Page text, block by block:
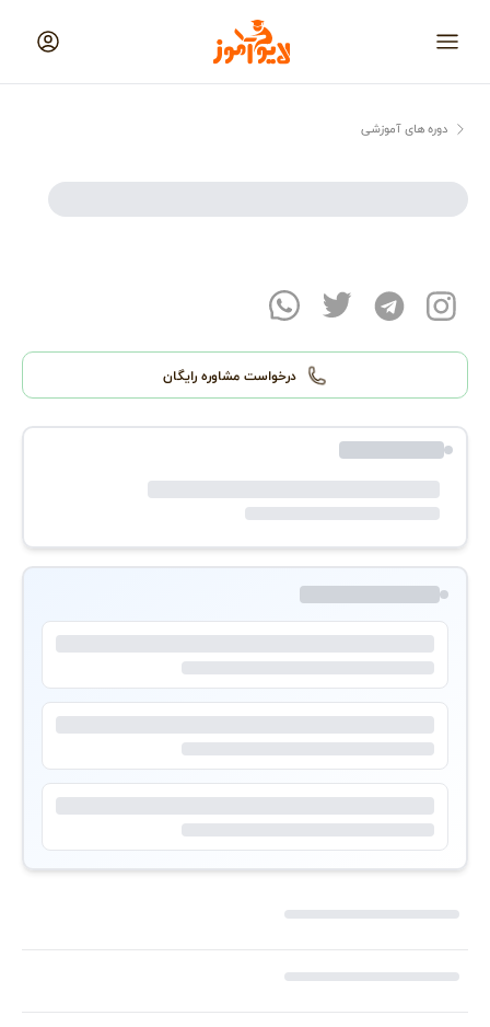
منو
لایوآموز
دوره های آموزشی
درخواست مشاوره رایگان